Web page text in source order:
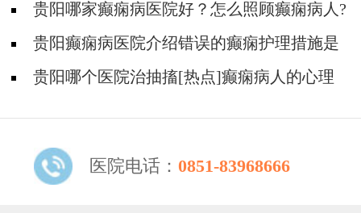
贵阳哪家癫痫病医院好？怎么照顾癫痫病人?
贵阳癫痫病医院介绍错误的癫痫护理措施是
哪些？
贵阳哪个医院治抽搐[热点]癫痫病人的心理
医院电话： 0851-83968666